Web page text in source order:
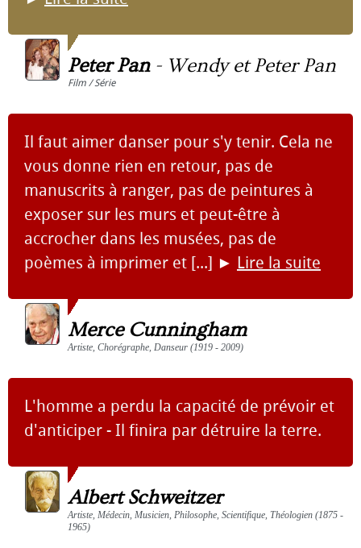
Peter Pan- Wendy et Peter Pan
Film / Série
Il faut aimer danser pour s'y tenir. Cela ne
vous donne rien en retour, pas de
manuscrits à ranger, pas de peintures à
exposer sur les murs et peut-être à
accrocher dans les musées, pas de
poèmes à imprimer et [...] ► Lire la suite
Merce Cunningham
Artiste, Chorégraphe, Danseur (1919 - 2009)
L'homme a perdu la capacité de prévoir et
d'anticiper - Il finira par détruire la terre.
Albert Schweitzer
Artiste, Médecin, Musicien, Philosophe, Scientifique, Théologien (1875 -
1965)